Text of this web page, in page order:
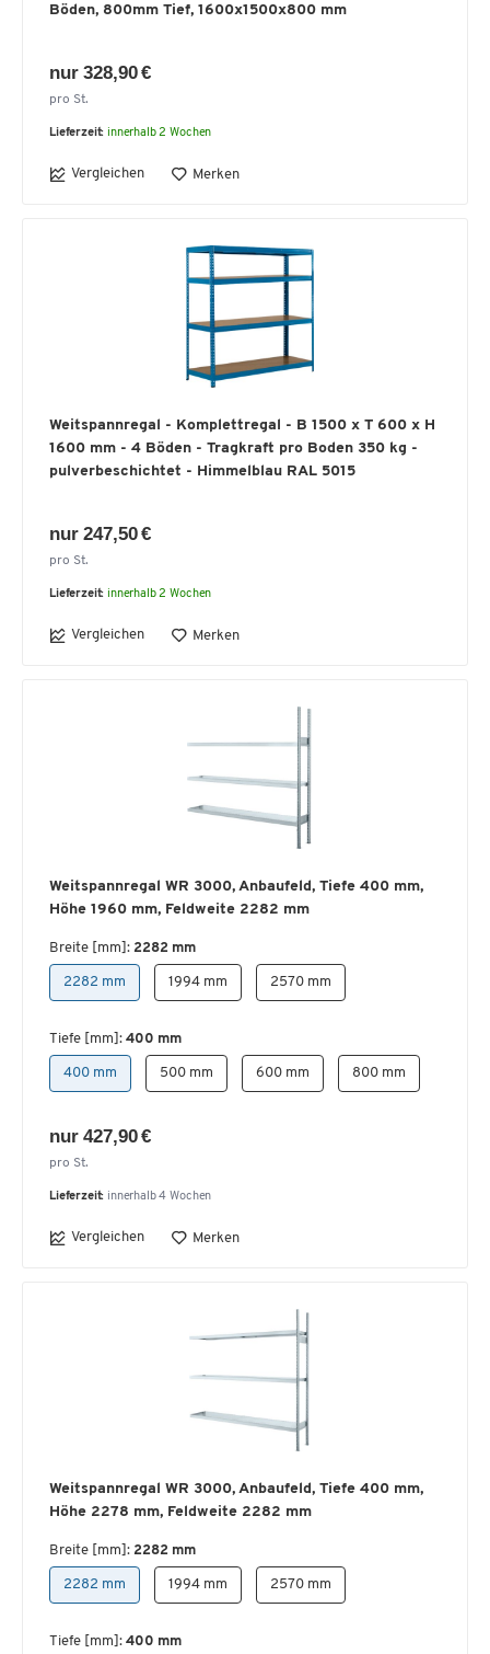
Böden, 800mm Tief, 1600x1500x800 mm
nur 328,90 €
pro St.
Lieferzeit: innerhalb 2 Wochen
Vergleichen Merken
Weitspannregal - Komplettregal - B 1500 x T 600 x H
1600 mm - 4 Böden - Tragkraft pro Boden 350 kg -
pulverbeschichtet - Himmelblau RAL 5015
nur 247,50 €
pro St.
Lieferzeit: innerhalb 2 Wochen
Vergleichen Merken
Weitspannregal WR 3000, Anbaufeld, Tiefe 400 mm,
Höhe 1960 mm, Feldweite 2282 mm
Breite [mm]: 2282 mm
2282 mm 1994 mm 2570 mm
Tiefe [mm]: 400 mm
400 mm 500 mm 600 mm 800 mm
nur 427,90 €
pro St.
Lieferzeit: innerhalb 4 Wochen
Vergleichen Merken
Weitspannregal WR 3000, Anbaufeld, Tiefe 400 mm,
Höhe 2278 mm, Feldweite 2282 mm
Breite [mm]: 2282 mm
2282 mm 1994 mm 2570 mm
Tiefe [mm]: 400 mm